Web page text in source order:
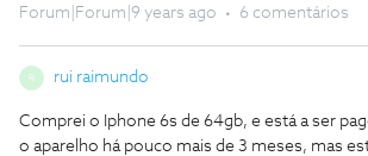
Forum|Forum|9 years ago 6 comentários
R rui raimundo
Comprei o Iphone 6s de 64gb, e está a ser
o aparelho há pouco mais de 3 meses, mas